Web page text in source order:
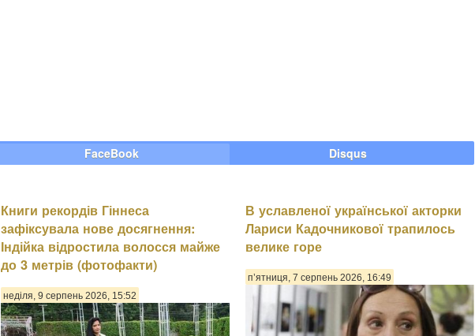
FaceBook Disqus
Книги рекордів Гіннеса
зафіксувала нове досягнення:
Індійка відростила волосся майже
до 3 метрів (фотофакти)
неділя, 9 серпень 2026, 15:52
В уславленої української акторки
Лариси Кадочникової трапилось
велике горе
п’ятниця, 7 серпень 2026, 16:49